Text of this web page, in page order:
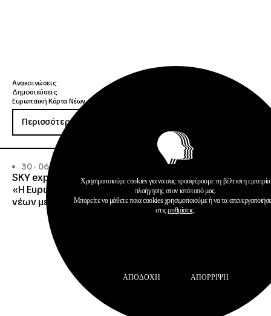
Ανακοινώσεις
Δημοσιεύσεις
Ευρωπαϊκή Κάρτα Νέων
Περισσότερα
30 · 06 · 2026
SKY express – Ίδρυμα Νεολαίας και Διά Βίου Μάθησης
«Η Ευρωπαϊκή Κάρτα Νέων απογειώνει τα ταξίδια των
νέων με έως 15% έκπτωση στη SKY express»
Χρησιμοποιούμε cookies για να σας προσφέρουμε τη βέλτιστη εμπειρία
πλοήγησης στον ιστότοπό μας.
Μπορείτε να μάθετε ποια cookies χρησιμοποιούμε ή να τα
στιςρυθμίσεις.
ΑΠΟΔΟΧΉ ΑΠΌΡΡΙΨΗ